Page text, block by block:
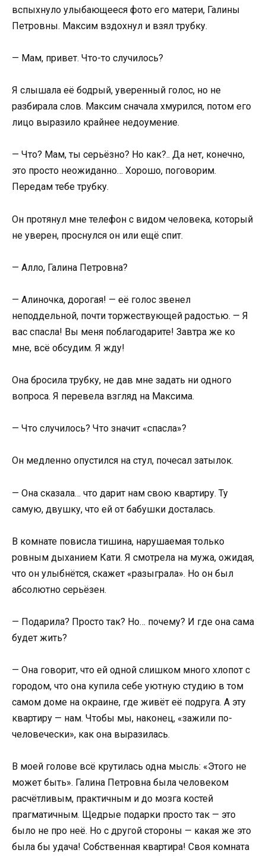
вспыхнуло улыбающееся фото его матери, Галины
Петровны. Максим вздохнул и взял трубку.
— Мам, привет. Что-то случилось?
Я слышала её бодрый, уверенный голос, но не
разбирала слов. Максим сначала хмурился, потом его
лицо выразило крайнее недоумение.
— Что? Мам, ты серьёзно? Но как?.. Да нет, конечно,
это просто неожиданно… Хорошо, поговорим.
Передам тебе трубку.
Он протянул мне телефон с видом человека, который
не уверен, проснулся он или ещё спит.
— Алло, Галина Петровна?
— Алиночка, дорогая! — её голос звенел
неподдельной, почти торжествующей радостью. — Я
вас спасла! Вы меня поблагодарите! Завтра же ко
мне, всё обсудим. Я жду!
Она бросила трубку, не дав мне задать ни одного
вопроса. Я перевела взгляд на Максима.
— Что случилось? Что значит «спасла»?
Он медленно опустился на стул, почесал затылок.
— Она сказала… что дарит нам свою квартиру. Ту
самую, двушку, что ей от бабушки досталась.
В комнате повисла тишина, нарушаемая только
ровным дыханием Кати. Я смотрела на мужа, ожидая,
что он улыбнётся, скажет «разыграла». Но он был
абсолютно серьёзен.
— Подарила? Просто так? Но… почему? И где она сама
будет жить?
— Она говорит, что ей одной слишком много хлопот с
городом, что она купила себе уютную студию в том
самом доме на окраине, где живёт её подруга. А эту
квартиру — нам. Чтобы мы, наконец, «зажили по-
человечески», как она выразилась.
В моей голове всё крутилась одна мысль: «Этого не
может быть». Галина Петровна была человеком
расчётливым, практичным и до мозга костей
прагматичным. Щедрые подарки просто так — это
было не про неё. Но с другой стороны — какая же это
была бы удача! Собственная квартира! Своя комната